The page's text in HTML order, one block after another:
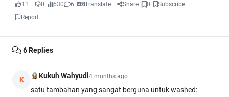
11 0 530 6 Translate Share 0
Subscribe
Report
6Replies
K Kukuh Wahyudi4 months ago
satu tambahan yang sangat berguna untuk washed: